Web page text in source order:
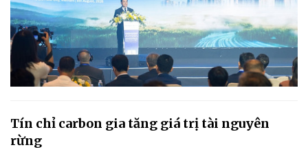
Tín chỉ carbon gia tăng giá trị tài nguyên
rừng